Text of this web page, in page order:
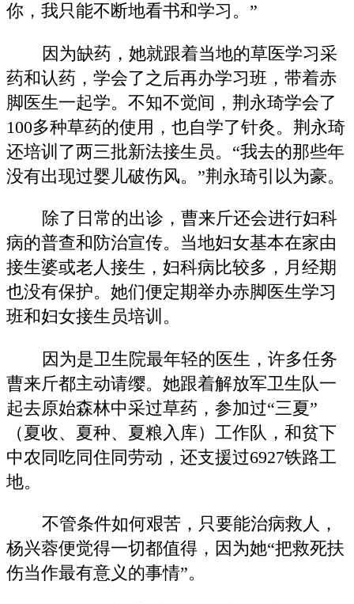
你，我只能不断地看书和学习。”
因为缺药，她就跟着当地的草医学习采
药和认药，学会了之后再办学习班，带着赤
脚医生一起学。不知不觉间，荆永琦学会了
100多种草药的使用，也自学了针灸。荆永琦
还培训了两三批新法接生员。“我去的那些年
没有出现过婴儿破伤风。”荆永琦引以为豪。
除了日常的出诊，曹来斤还会进行妇科
病的普查和防治宣传。当地妇女基本在家由
接生婆或老人接生，妇科病比较多，月经期
也没有保护。她们便定期举办赤脚医生学习
班和妇女接生员培训。
因为是卫生院最年轻的医生，许多任务
曹来斤都主动请缨。她跟着解放军卫生队一
起去原始森林中采过草药，参加过“三夏”
（夏收、夏种、夏粮入库）工作队，和贫下
中农同吃同住同劳动，还支援过6927铁路工
地。
不管条件如何艰苦，只要能治病救人，
杨兴蓉便觉得一切都值得，因为她“把救死扶
伤当作最有意义的事情”。